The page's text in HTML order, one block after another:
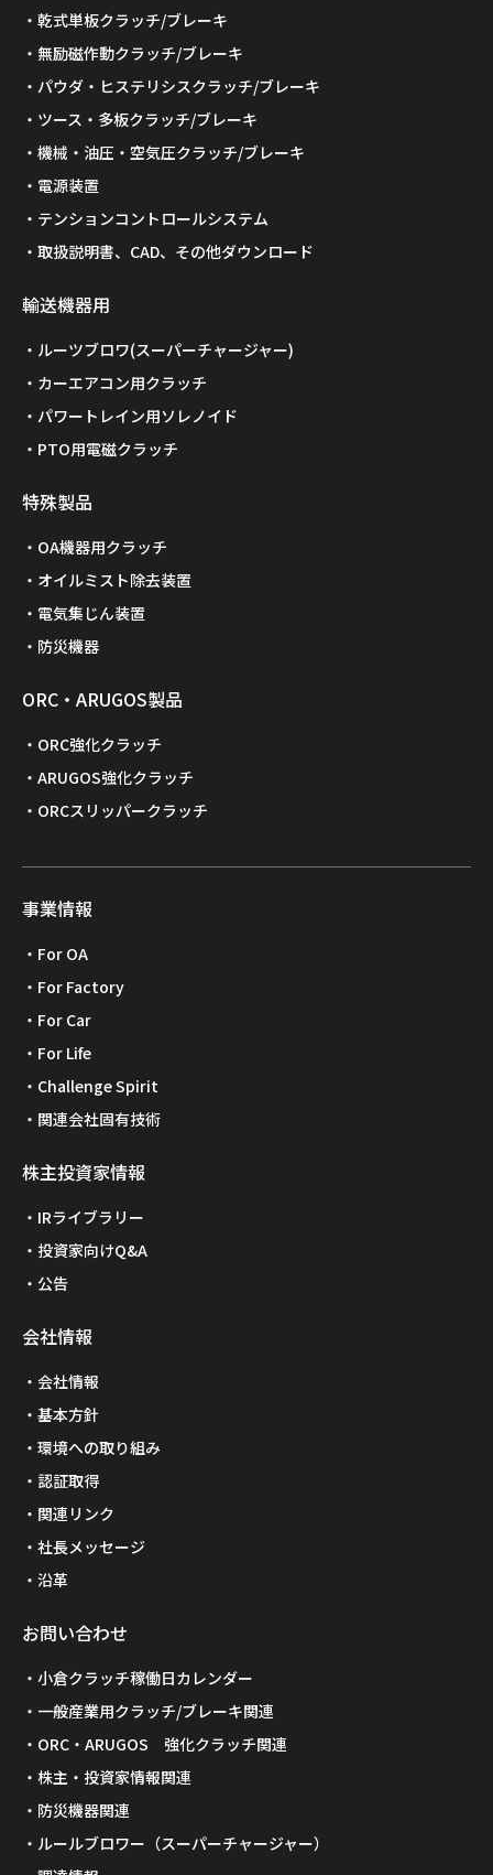
乾式単板クラッチ/ブレーキ
無励磁作動クラッチ/ブレーキ
パウダ・ヒステリシスクラッチ/ブレーキ
ツース・多板クラッチ/ブレーキ
機械・油圧・空気圧クラッチ/ブレーキ
電源装置
テンションコントロールシステム
取扱説明書、CAD、その他ダウンロード
輸送機器用
ルーツブロワ(スーパーチャージャー)
カーエアコン用クラッチ
パワートレイン用ソレノイド
PTO用電磁クラッチ
特殊製品
OA機器用クラッチ
オイルミスト除去装置
電気集じん装置
防災機器
ORC・ARUGOS製品
ORC強化クラッチ
ARUGOS強化クラッチ
ORCスリッパークラッチ
事業情報
For OA
For Factory
For Car
For Life
Challenge Spirit
関連会社固有技術
株主投資家情報
IRライブラリー
投資家向けQ&A
公告
会社情報
会社情報
基本方針
環境への取り組み
認証取得
関連リンク
社長メッセージ
沿革
お問い合わせ
小倉クラッチ稼働日カレンダー
一般産業用クラッチ/ブレーキ関連
ORC・ARUGOS 強化クラッチ関連
株主・投資家情報関連
防災機器関連
ルールブロワー（スーパーチャージャー）